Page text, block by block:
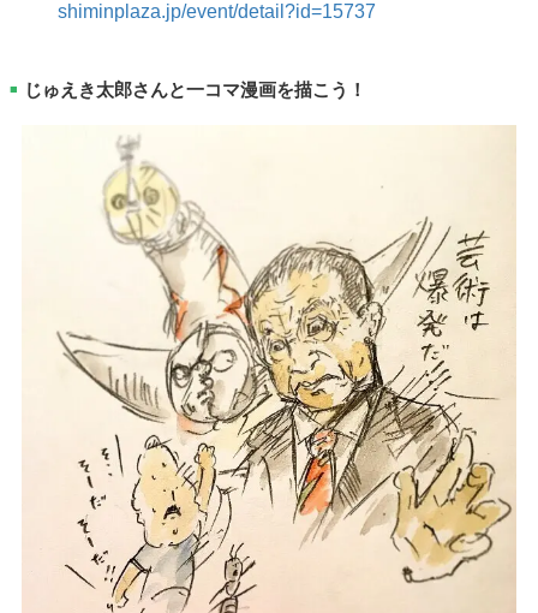
shiminplaza.jp/event/detail?id=15737
■ じゅえき太郎さんと一コマ漫画を描こう！